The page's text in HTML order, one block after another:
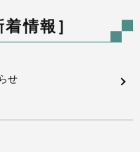
情報］
せ